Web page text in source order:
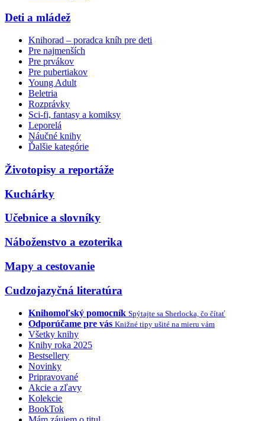
Deti a mládež
Knihorad – poradca kníh pre deti
Pre najmenších
Pre prvákov
Pre pubertiakov
Young Adult
Beletria
Rozprávky
Sci-fi, fantasy a komiksy
Leporelá
Náučné knihy
Ďalšie kategórie
Životopisy a reportáže
Kuchárky
Učebnice a slovníky
Náboženstvo a ezoterika
Mapy a cestovanie
Cudzojazyčná literatúra
Knihomoľský pomocník Spýtajte sa Sherlocka, čo čítať
Odporúčame pre vás Knižné tipy ušité na mieru vám
Všetky knihy
Knihy roka 2025
Bestsellery
Novinky
Pripravované
Akcie a zľavy
Kolekcie
BookTok